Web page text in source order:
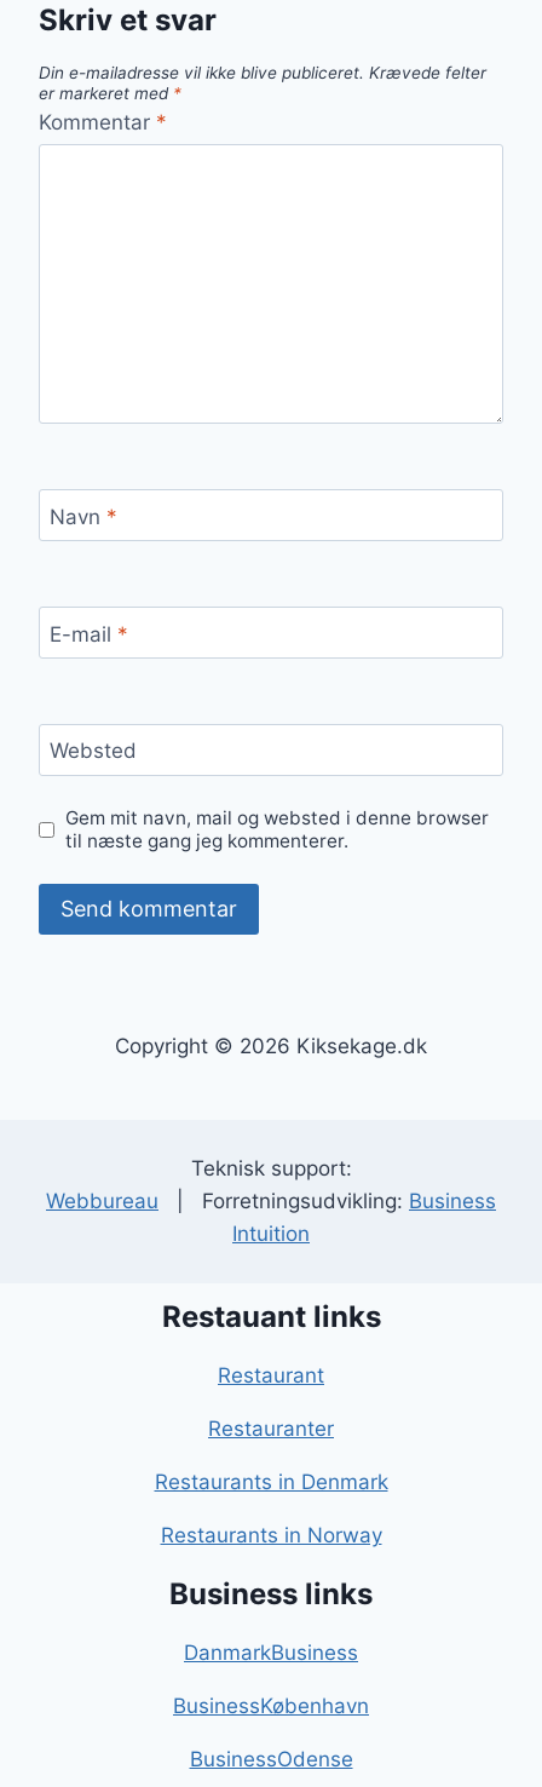
Skriv et svar
Din e-mailadresse vil ikke blive publiceret. Krævede felter
er markeret med *
Kommentar *
Navn *
E-mail *
Websted
Gem mit navn, mail og websted i denne browser
til næste gang jeg kommenterer.
Copyright © 2026 Kiksekage.dk
Teknisk support:
Webbureau | Forretningsudvikling: Business
Intuition
Restauant links
Restaurant
Restauranter
Restaurants in Denmark
Restaurants in Norway
Business links
DanmarkBusiness
BusinessKøbenhavn
BusinessOdense